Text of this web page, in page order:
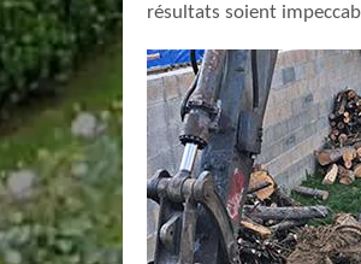
résultats soient